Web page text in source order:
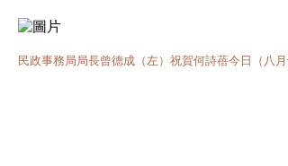
民政事務局局長曾德成（左）祝賀何詩蓓今日（八